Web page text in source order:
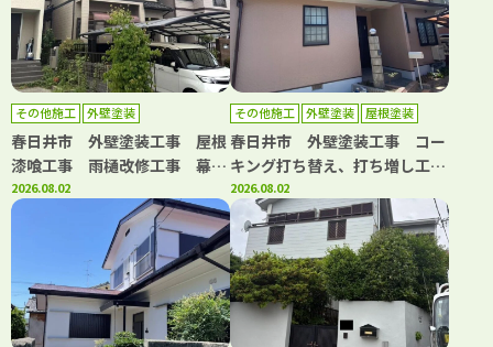
その他施工 外壁塗装
春日井市 外壁塗装工事 屋根
漆喰工事 雨樋改修工事 幕板
板金工事 浴室水栓交換工事
2026.08.02
その他施工 外壁塗装
屋根塗装
防水工事
春日井市 外壁塗装工事 コー
キング打ち替え、打ち増し工
事 屋根塗装工事 ベランダ防
水工事
2026.08.02